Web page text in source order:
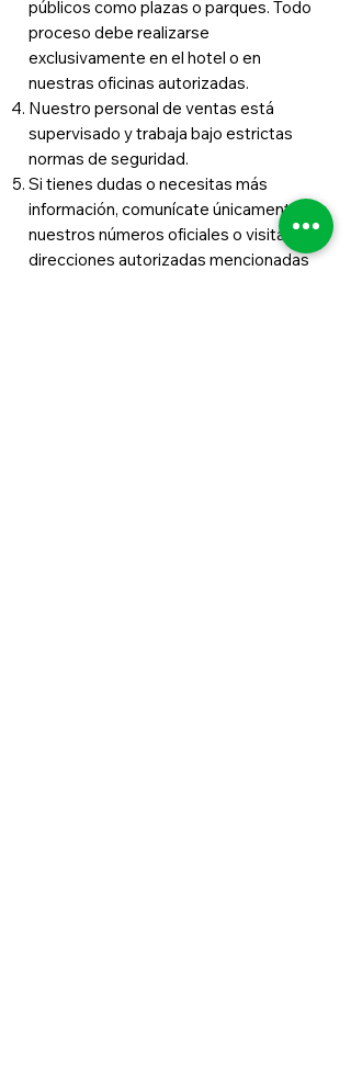
públicos como plazas o parques. Todo
proceso debe realizarse
exclusivamente en el hotel o en
nuestras oficinas autorizadas.
Nuestro personal de ventas está
supervisado y trabaja bajo estrictas
normas de seguridad.
Si tienes dudas o necesitas más
información, comunícate únicamente a
nuestros números oficiales o visita las
direcciones autorizadas mencionadas